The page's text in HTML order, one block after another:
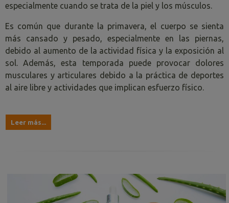
especialmente cuando se trata de la piel y los músculos.
Es común que durante la primavera, el cuerpo se sienta
más cansado y pesado, especialmente en las piernas,
debido al aumento de la actividad física y la exposición al
sol. Además, esta temporada puede provocar dolores
musculares y articulares debido a la práctica de deportes
al aire libre y actividades que implican esfuerzo físico.
Leer más...